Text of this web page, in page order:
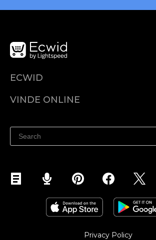
ECWID
Prețuri
VINDE ONLINE
Vinde pe Facebook
Vinde pe Instagram
Privacy Policy